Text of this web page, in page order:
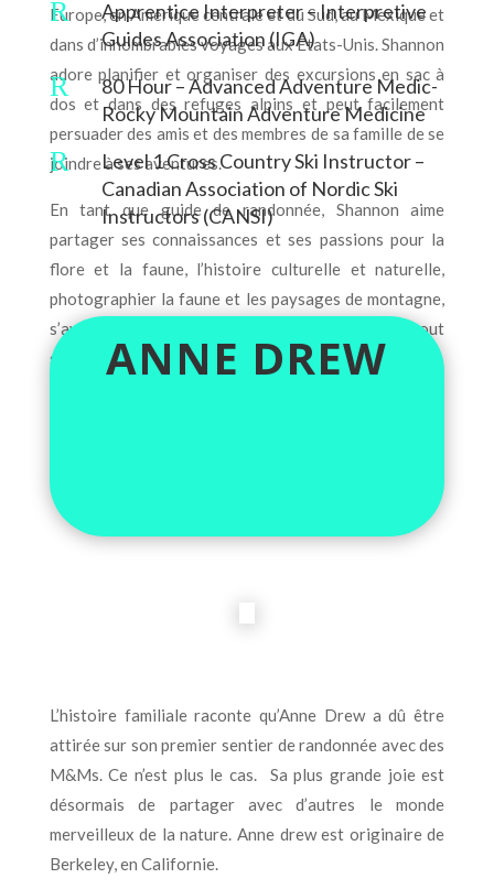
Europe, en Amérique centrale et du Sud, au Mexique et
dans d’innombrables voyages aux États-Unis. Shannon
adore planifier et organiser des excursions en sac à
dos et dans des refuges alpins et peut facilement
persuader des amis et des membres de sa famille de se
joindre à ses aventures.
En tant que guide de randonnée, Shannon aime
partager ses connaissances et ses passions pour la
flore et la faune, l’histoire culturelle et naturelle,
photographier la faune et les paysages de montagne,
s’aventurer en toute sécurité et s’amuser, tout
simplement !
R
Apprentice Interpreter – Interpretive
Guides Association (IGA)
R
80 Hour – Advanced Adventure Medic-
Rocky Mountain Adventure Medicine
R
Level 1 Cross Country Ski Instructor –
Canadian Association of Nordic Ski
Instructors (CANSI)
ANNE DREW
L’histoire familiale raconte qu’Anne Drew a dû être
attirée sur son premier sentier de randonnée avec des
M&Ms. Ce n’est plus le cas. Sa plus grande joie est
désormais de partager avec d’autres le monde
merveilleux de la nature. Anne drew est originaire de
Berkeley, en Californie.